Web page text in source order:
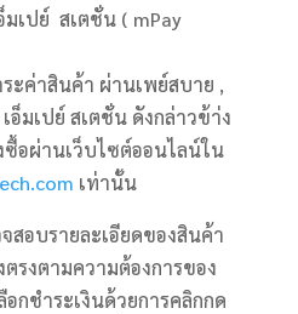
เปย์ สเตชั่น ( mPay
ะค่าสินค้า ผ่านเพย์สบาย ,
อ็มเปย์ สเตชั่น ดังกล่าวข้า่ง
อผ่านเว็บไซต์ออนไลน์ใน
เท่านั้น
สอบรายละเอียดของสินค้า
รงตามความต้องการของ
กชำระเงินด้วยการคลิกกด